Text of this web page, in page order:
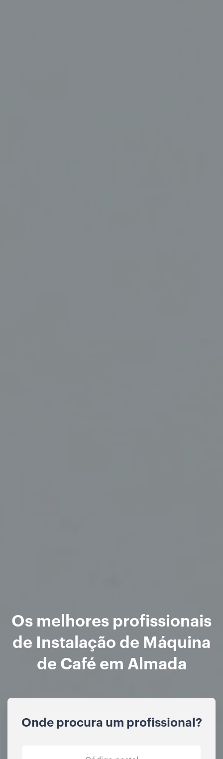
Os melhores profissionais
de Instalação de Máquina
de Café em Almada
Onde procura um profissional?